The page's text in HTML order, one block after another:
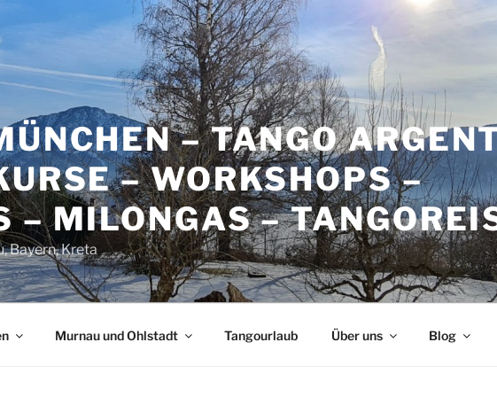
– TANGO
– WORKSHOPS –
– MILONGAS –
Bayern, Kreta
Murnau und Ohlstadt Tangourlaub Über uns Blog